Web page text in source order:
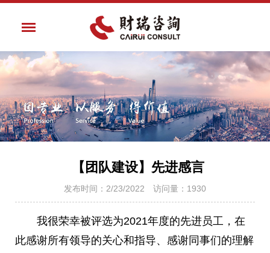
【团队建设】先进感言
发布时间：2/23/2022 访问量：1930
我很荣幸被评选为2021年度的先进员工，在
此感谢所有领导的关心和指导、感谢同事们的理解